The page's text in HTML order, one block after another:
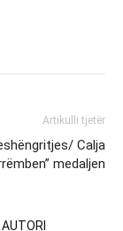
Artikulli tjetër
Calja
medaljen